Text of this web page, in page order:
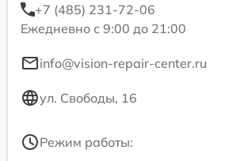
+7 (485) 231-72-06
Ежедневно с 9:00 до 21:00
info@vision-repair-center.ru
ул. Свободы, 16
Режим работы: